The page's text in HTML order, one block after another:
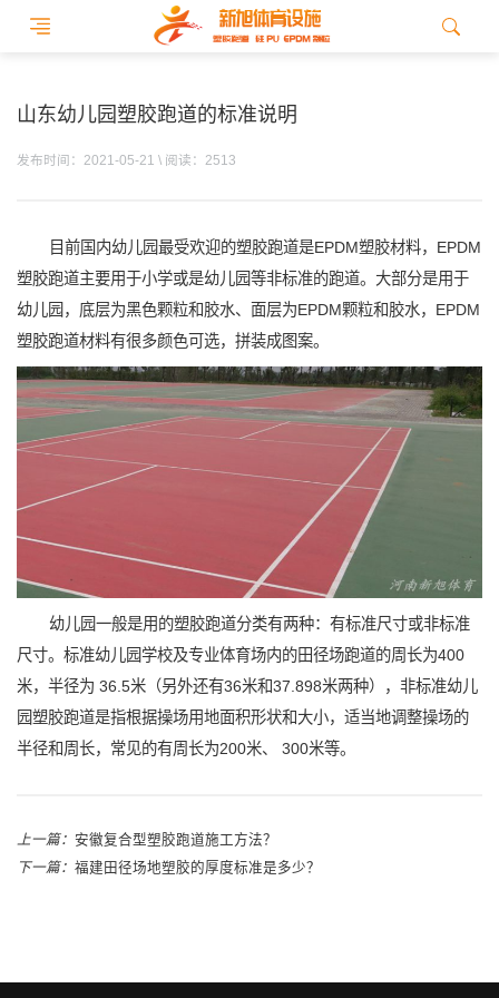
山东幼儿园塑胶跑道的标准说明
发布时间：2021-05-21 \ 阅读：2513
目前国内幼儿园最受欢迎的塑胶跑道是EPDM塑胶材料，EPDM
塑胶跑道主要用于小学或是幼儿园等非标准的跑道。大部分是用于
幼儿园，底层为黑色颗粒和胶水、面层为EPDM颗粒和胶水，EPDM
塑胶跑道材料有很多颜色可选，拼装成图案。
幼儿园一般是用的塑胶跑道分类有两种：有标准尺寸或非标准
尺寸。标准幼儿园学校及专业体育场内的田径场跑道的周长为400
米，半径为 36.5米（另外还有36米和37.898米两种），非标准幼儿
园塑胶跑道是指根据操场用地面积形状和大小，适当地调整操场的
半径和周长，常见的有周长为200米、 300米等。
上一篇： 安徽复合型塑胶跑道施工方法？
下一篇： 福建田径场地塑胶的厚度标准是多少？